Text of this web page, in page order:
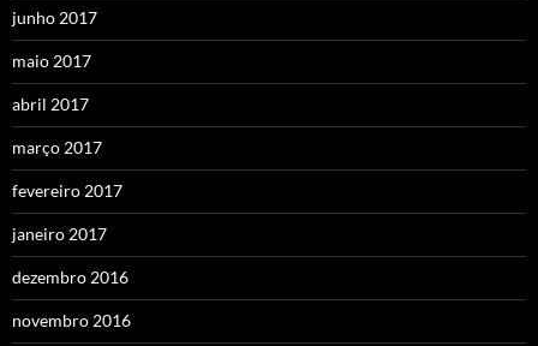
junho 2017
maio 2017
abril 2017
março 2017
fevereiro 2017
janeiro 2017
dezembro 2016
novembro 2016